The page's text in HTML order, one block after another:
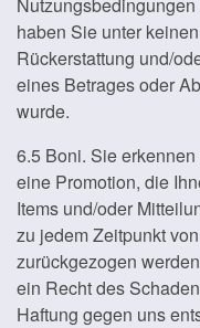
haben Sie unter
Rückerstattung und/
eines Betrages oder
wurde.
6.5 Boni. Sie
eine Promotion, die
Items und/oder
zu jedem Zeitpunkt
zurückgezogen
ein Recht des
Haftung gegen uns